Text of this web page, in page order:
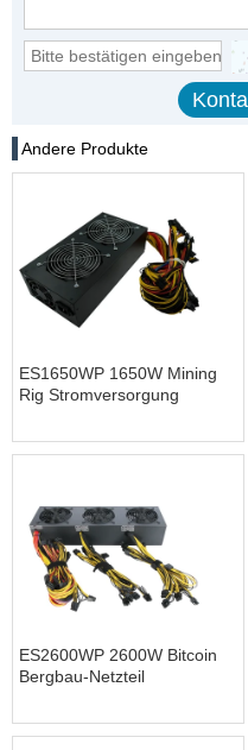
Andere Produkte
ES1650WP 1650W Mining
Rig Stromversorgung
ES2600WP 2600W Bitcoin
Bergbau-Netzteil